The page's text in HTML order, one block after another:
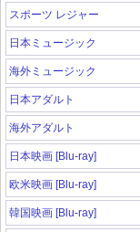
スポーツ レジャー
日本ミュージック
海外ミュージック
日本アダルト
海外アダルト
日本映画 [Blu-ray]
欧米映画 [Blu-ray]
韓国映画 [Blu-ray]